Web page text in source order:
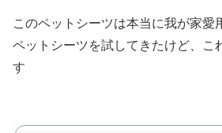
このペットシーツは本当に我が家愛
ペットシーツを試してきたけど、こ
す